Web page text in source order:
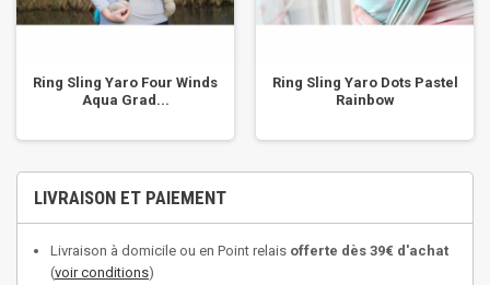
Ring Sling Yaro Four Winds
Aqua Grad...
Ring Sling Yaro Dots Pastel
Rainbow
LIVRAISON ET PAIEMENT
Livraison à domicile ou en Point relais offerte dès 39€ d'achat
(voir conditions)